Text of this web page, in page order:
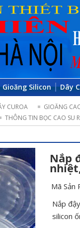
Gioăng Silicon Dây
CUROA GIOĂNG
THÔNG TIN BỌC CAO SU
Nắp
Mã Sản
Nắp
silicon